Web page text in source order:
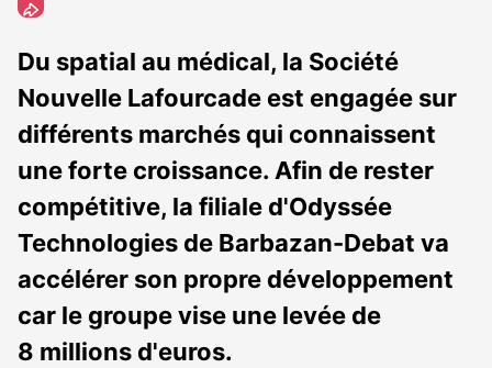
abonnés
Du spatial au médical, la Société
Nouvelle Lafourcade est engagée sur
différents marchés qui connaissent
une forte croissance. Afin de rester
compétitive, la filiale d'Odyssée
Technologies de Barbazan-Debat va
accélérer son propre développement
car le groupe vise une levée de
8 millions d'euros.